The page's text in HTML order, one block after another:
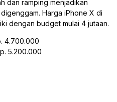
dan ramping menjadikan
Harga iPhone X di
dengan budget mulai 4 jutaan.
4.700.000
5.200.000